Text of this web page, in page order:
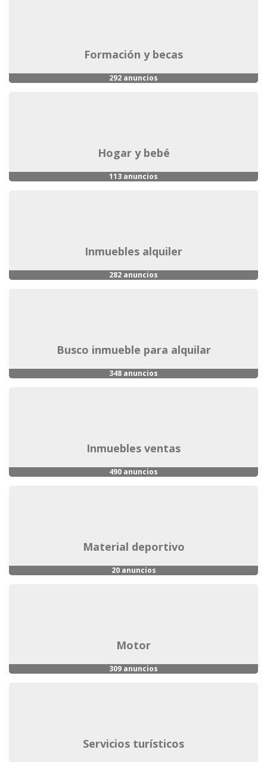
formación y becas
292 anuncios
hogar y bebé
113 anuncios
inmuebles alquiler
282 anuncios
busco inmueble para alquilar
348 anuncios
inmuebles ventas
490 anuncios
material deportivo
20 anuncios
motor
309 anuncios
servicios turísticos